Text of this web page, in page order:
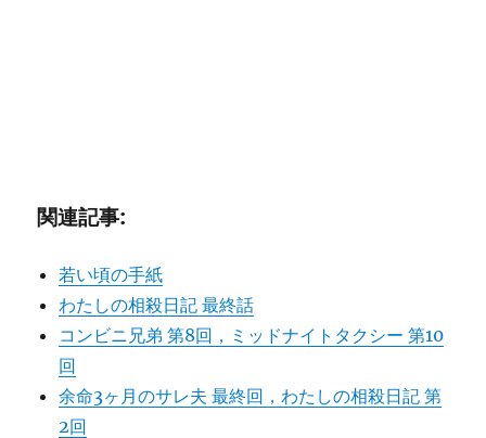
関連記事:
若い頃の手紙
わたしの相殺日記 最終話
コンビニ兄弟 第8回，ミッドナイトタクシー 第10
回
余命3ヶ月のサレ夫 最終回，わたしの相殺日記 第
2回